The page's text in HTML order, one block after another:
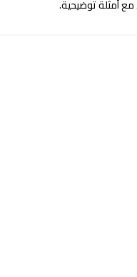
مع أمثلة توضيحية.